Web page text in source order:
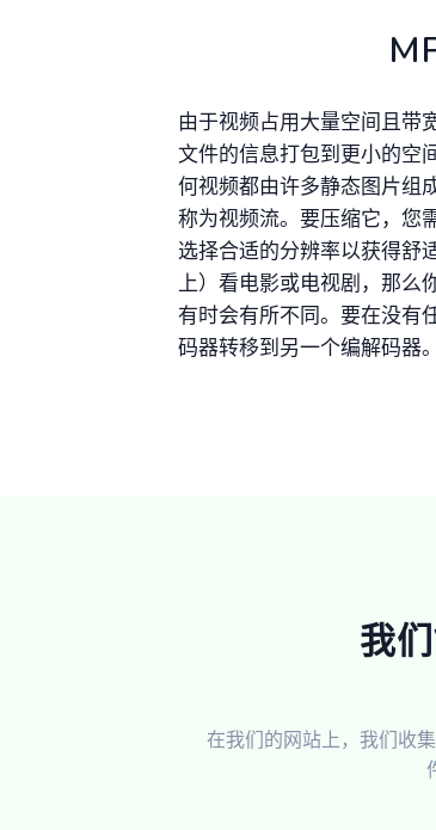
由于视频占用大量空间且带
文件的信息打包到更小的空
何视频都由许多静态图片组
称为视频流。要压缩它，您
选择合适的分辨率以获得舒
上）看电影或电视剧，那么
有时会有所不同。要在没有
码器转移到另一个编解码器
我
在我们的网站上，我们收